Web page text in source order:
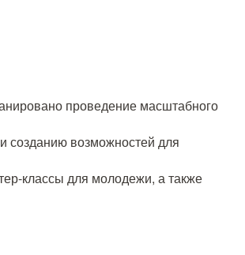
проведение масштабного
созданию возможностей для
классы для молодежи, а также